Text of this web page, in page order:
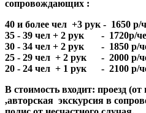
сопровождающих :
40 и более чел +3 рук - 1650 р/
35 - 39 чел + 2 рук - 1720р/
30 - 34 чел + 2 рук - 1850 р/
25 - 29 чел + 2 рук - 2000 р/
20 - 24 чел + 1 рук - 2100 р/
В стоимость входит: проезд
,авторская экскурсия в